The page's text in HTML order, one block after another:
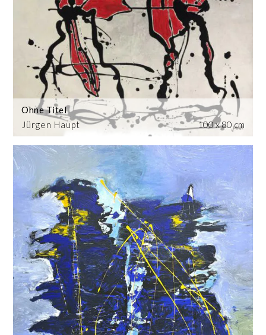
Jürgen Haupt
Ohne Titel
100 x 80 cm